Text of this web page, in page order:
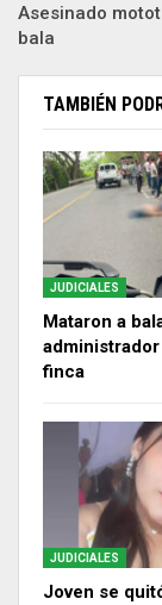
Asesinado
bala
TAMBIÉN
JUDICIALES
Mataron a
finca
JUDICIALES
Joven se